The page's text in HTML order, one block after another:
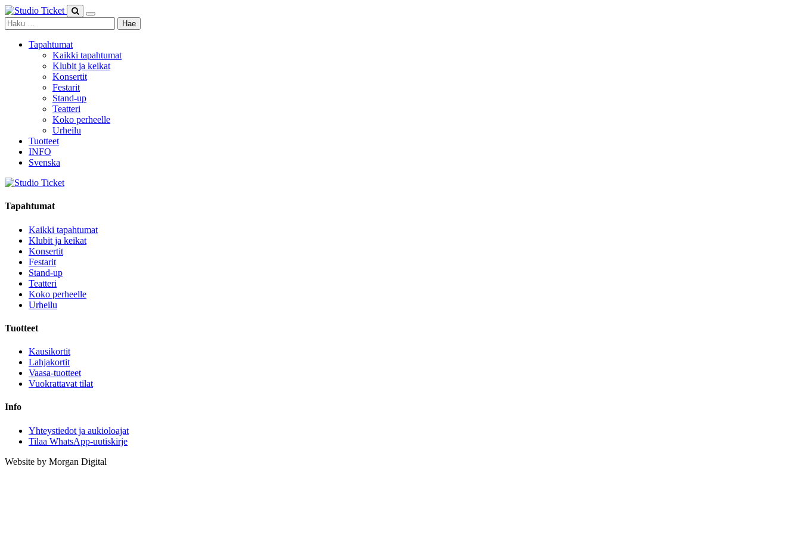
Skip
to
content
Haku:
Tapahtumat
Kaikki tapahtumat
Klubit ja keikat
Konsertit
Festarit
Stand-up
Teatteri
Koko perheelle
Urheilu
Tuotteet
INFO
Svenska
Tapahtumat
Kaikki tapahtumat
Klubit ja keikat
Konsertit
Festarit
Stand-up
Teatteri
Koko perheelle
Urheilu
Tuotteet
Kausikortit
Lahjakortit
Vaasa-tuotteet
Vuokrattavat tilat
Info
Yhteystiedot ja aukioloajat
Tilaa WhatsApp-uutiskirje
Website by Morgan Digital